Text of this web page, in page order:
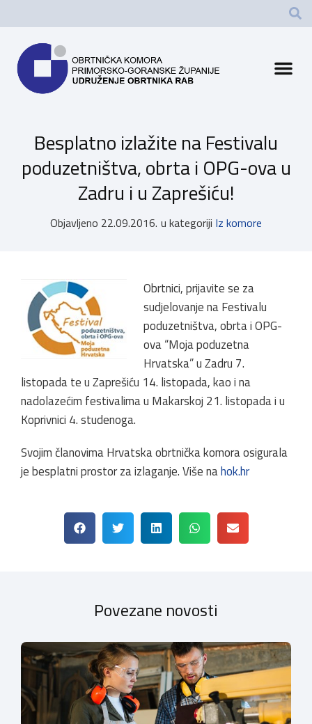
Besplatno izlažite na Festivalu
poduzetništva, obrta i OPG-ova u
Zadru i u Zaprešiću!
Objavljeno 22.09.2016. u kategoriji Iz komore
Obrtnici, prijavite se za
sudjelovanje na Festivalu
poduzetništva, obrta i OPG-
ova “Moja poduzetna
Hrvatska” u Zadru 7.
listopada te u Zaprešiću 14. listopada, kao i na
nadolazećim festivalima u Makarskoj 21. listopada i u
Koprivnici 4. studenoga.
Svojim članovima Hrvatska obrtnička komora osigurala
je besplatni prostor za izlaganje. Više nahok.hr
Povezane novosti